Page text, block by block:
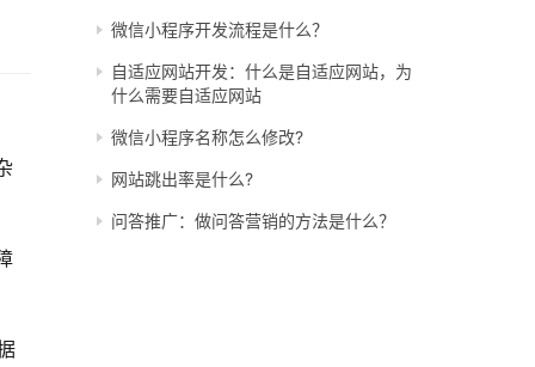
微信小程序开发流程是什么？
自适应网站开发：什么是自适应网站，为
什么需要自适应网站
微信小程序名称怎么修改?
网站跳出率是什么?
问答推广：做问答营销的方法是什么？